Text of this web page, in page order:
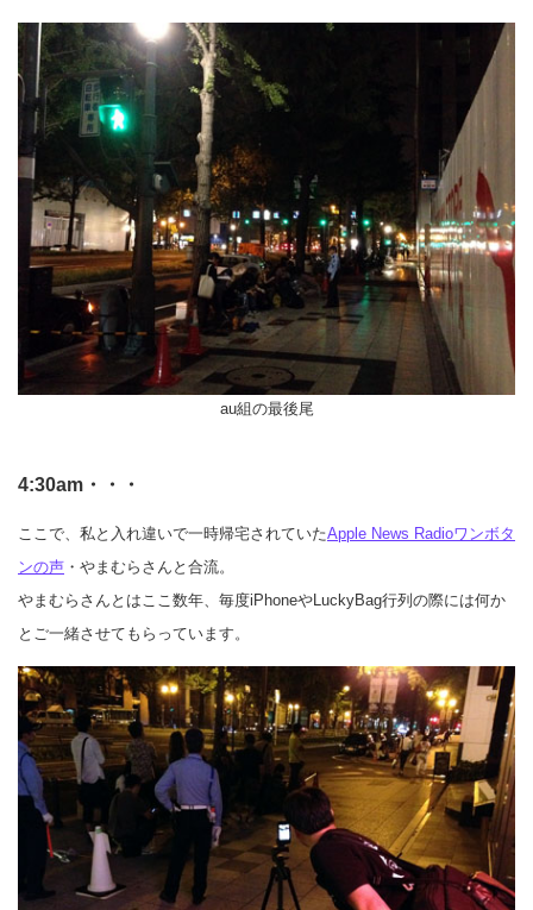
au組の最後尾
4:30am・・・
ここで、私と入れ違いで一時帰宅されていたApple News Radioワンボタ
ンの声 ・やまむらさんと合流。
やまむらさんとはここ数年、毎度iPhoneやLuckyBag行列の際には何か
とご一緒させてもらっています。